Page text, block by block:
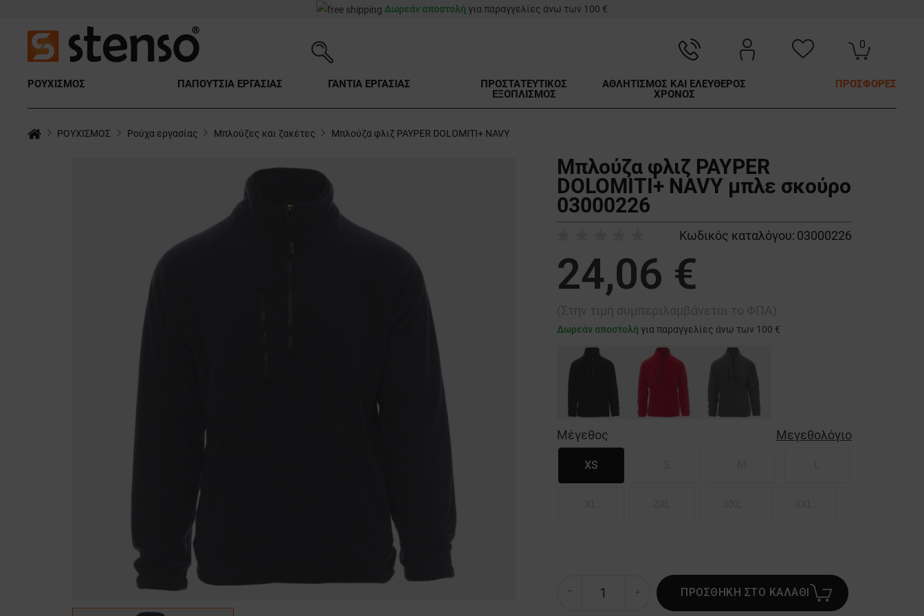
Δωρεάν αποστολή για παραγγελίες άνω των 100 €
0
ΡΟΥΧΙΣΜΟΣ ΠΑΠΟΥΤΣΙΑ ΕΡΓΑΣΙΑΣ ΓΑΝΤΙΑ ΕΡΓΑΣΙΑΣ
ΠΡΟΣΤΑΤΕΥΤΙΚΟΣ
ΕΞΟΠΛΙΣΜΟΣ
ΑΘΛΗΤΙΣΜΟΣ ΚΑΙ ΕΛΕΥΘΕΡΟΣ
ΧΡΟΝΟΣ
ΠΡΟΣΦΟΡΕΣ
ΡΟΥΧΙΣΜΟΣ Ρούχα εργασίας Μπλούζες και ζακέτες Μπλούζα φλιζ PAYPER DOLOMITI+ NAVY
Μπλούζα φλιζ PAYPER
DOLOMITI+ NAVY μπλε σκούρο
03000226
Κωδικός καταλόγου: 03000226
24,06 €
Δωρεάν αποστολή για παραγγελίες άνω των 100 €
Μέγεθος Μεγεθολόγιο
XS
ΠΡΟΣΘΗΚΗ ΣΤΟ ΚΑΛΑΘΙ